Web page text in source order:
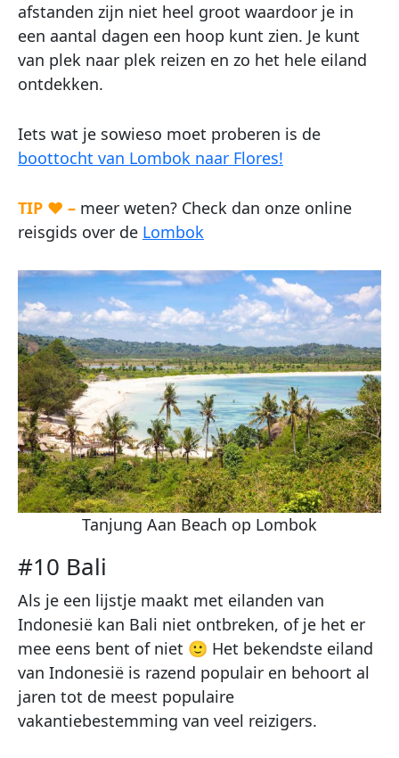
afstanden zijn niet heel groot waardoor je in
een aantal dagen een hoop kunt zien. Je kunt
van plek naar plek reizen en zo het hele eiland
ontdekken.
Iets wat je sowieso moet proberen is de
boottocht van Lombok naar Flores!
TIP ♥ – meer weten? Check dan onze online
reisgids over de Lombok
Tanjung Aan Beach op Lombok
#10 Bali
Als je een lijstje maakt met eilanden van
Indonesië kan Bali niet ontbreken, of je het er
mee eens bent of niet 🙂 Het bekendste eiland
van Indonesië is razend populair en behoort al
jaren tot de meest populaire
vakantiebestemming van veel reizigers.